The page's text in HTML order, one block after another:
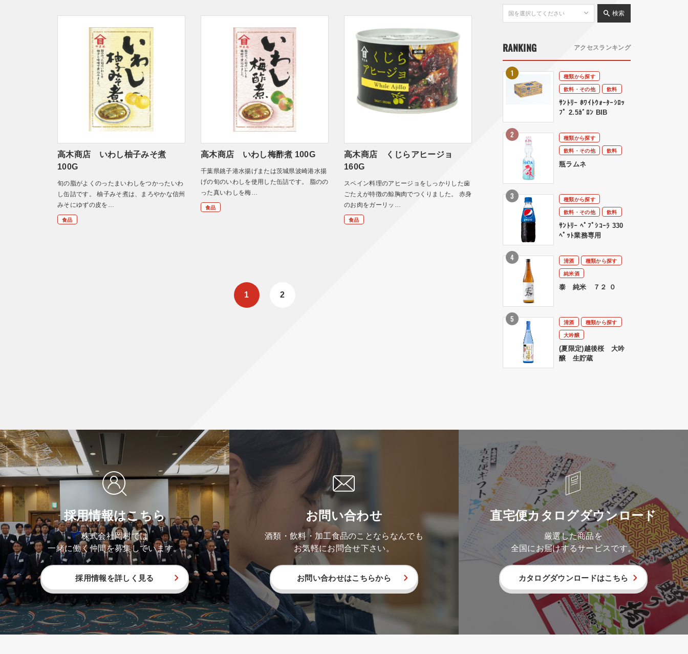
高木商店 いわし柚子みそ煮
100G
旬の脂がよくのったまいわしをつかったいわ
し缶詰です。 柚子みそ煮は、まろやかな信州
みそにゆずの皮を…
食品
高木商店 いわし梅酢煮 100G
千葉県銚子港水揚げまたは茨城県波崎港水揚
げの旬のいわしを使用した缶詰です。 脂のの
った真いわしを梅…
食品
高木商店 くじらアヒージョ
160G
スペイン料理のアヒージョをしっかりした歯
ごたえが特徴の鯨胸肉でつくりました。 赤身
のお肉をガーリッ…
食品
1 2
検索
RANKING アクセスランキング
種類から探す
飲料・その他
飲料
ｻﾝﾄﾘｰ ﾎﾜｲﾄｳｫｰﾀｰｼﾛｯ
ﾌﾟ 2.5ｶﾞﾛﾝ BIB
種類から探す
飲料・その他
飲料
瓶ラムネ
種類から探す
飲料・その他
飲料
ｻﾝﾄﾘｰ ﾍﾟﾌﾟｼｺｰﾗ 330
ﾍﾟｯﾄ業務専用
清酒
種類から探す
純米酒
泰 純米 ７２ ０
清酒
種類から探す
大吟醸
(夏限定)越後桜 大吟
醸 生貯蔵
採用情報はこちら
株式会社岡村では
一緒に働く仲間を募集しています。
採用情報を詳しく見る
お問い合わせ
酒類・飲料・加工食品のことならなんでも
お気軽にお問合せ下さい。
お問い合わせはこちらから
直宅便カタログダウンロード
厳選した商品を
全国にお届けするサービスです。
カタログダウンロードはこちら